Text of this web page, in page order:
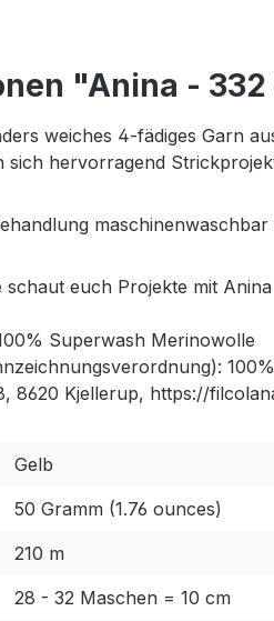
"Anina - 332
weiches 4-fädiges Garn
sich hervorragend
euch Projekte mit
Superwash Merinowolle
8620 Kjellerup, https://
Gelb
50 Gramm (1.76 ounces)
210 m
28 - 32 Maschen = 10 cm